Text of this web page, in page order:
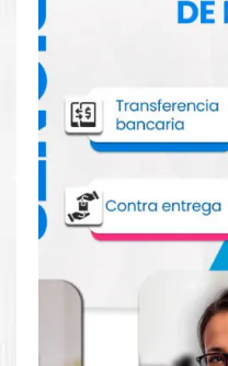
Aprovecha nuestra
productos. Tenemos
visítanos hoy para
impresora
VersaLink
Dónde comprar
C500 C505 en
abastecerte de
Kit
Ofrecemos una amplia
garantizan un
necesidades de impresión.